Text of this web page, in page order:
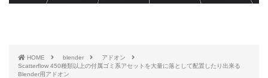
HOME blender
アドオン
Scatterflow 450種類以上の付属ゴミ系アセットを大量に落として配置したり出来る
Blender用アドオン